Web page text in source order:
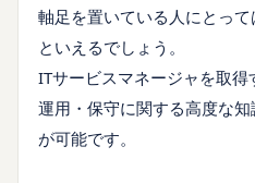
軸足を置いている人にとっ
といえるでしょう。
ITサービスマネージャを取
運用・保守に関する高度な
が可能です。